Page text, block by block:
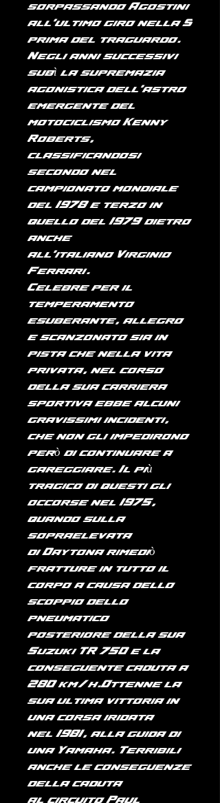
sorpassandoAgostini
all'ultimo giro nella S
prima del traguardo.
Negli anni successivi
subì la supremazia
agonistica dell'astro
emergente del
motociclismoKenny
Roberts,
classificandosi
secondo nel
campionato mondiale
del1978e terzo in
quello del1979(dietro
anche
all'italiano Virginio
Ferrari).
Celebre per il
temperamento
esuberante, allegro
e scanzonato sia in
pista che nella vita
privata, nel corso
della sua carriera
sportiva ebbe alcuni
gravissimi incidenti,
che non gli impedirono
però di continuare a
gareggiare. Il più
tragico di questi gli
occorse nel1975,
quando sulla
sopraelevata
diDaytonarimediò
fratture in tutto il
corpo a causa dello
scoppio dello
pneumatico
posteriore della sua
Suzuki TR 750 e la
conseguente caduta a
280 km/h.Ottenne la
sua ultima vittoria in
una corsa iridata
nel1981, alla guida di
una Yamaha. Terribili
anche le conseguenze
della caduta
al circuito Paul